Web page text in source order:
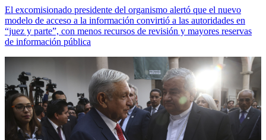
El excomisionado presidente del organismo alertó que el nuevo
modelo de acceso a la información convirtió a las autoridades en
“juez y parte”, con menos recursos de revisión y mayores reservas
de información pública